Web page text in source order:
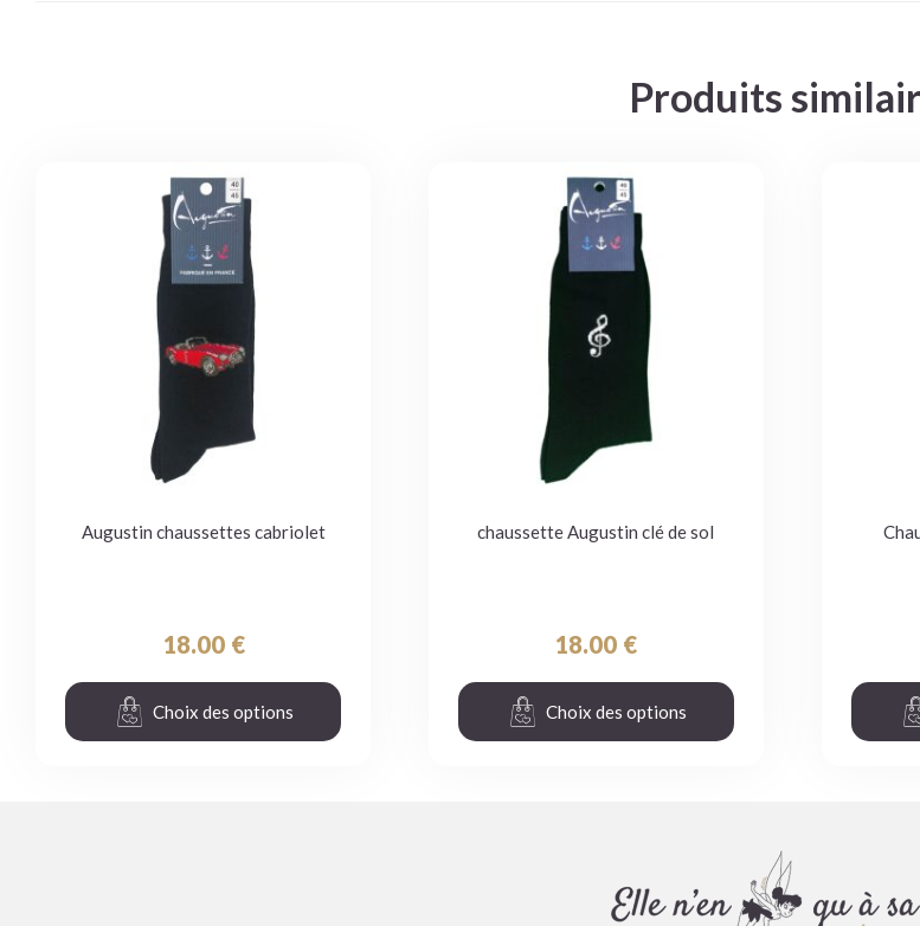
Produits
Augustin chaussettes cabriolet
18.00 €
Choix des options
chaussette Augustin clé de sol
18.00 €
Choix des options